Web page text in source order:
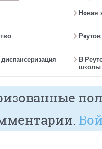
Новая
В
школы